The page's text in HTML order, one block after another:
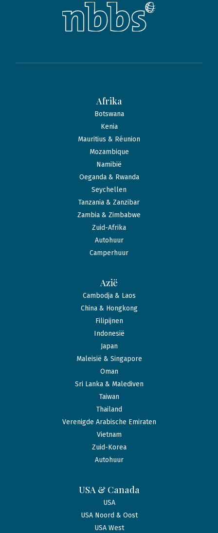
Afrika
Botswana
Kenia
Mauritius & Réunion
Mozambique
Namibië
Oeganda & Rwanda
Seychellen
Tanzania & Zanzibar
Zambia & Zimbabwe
Zuid-Afrika
Autohuur
Camperhuur
Azië
Cambodja & Laos
China & Hongkong
Filipijnen
Indonesië
Japan
Maleisië & Singapore
Oman
Sri Lanka & Malediven
Taiwan
Thailand
Verenigde Arabische Emiraten
Vietnam
Zuid-Korea
Autohuur
USA & Canada
USA
USA Noord & Oost
USA West